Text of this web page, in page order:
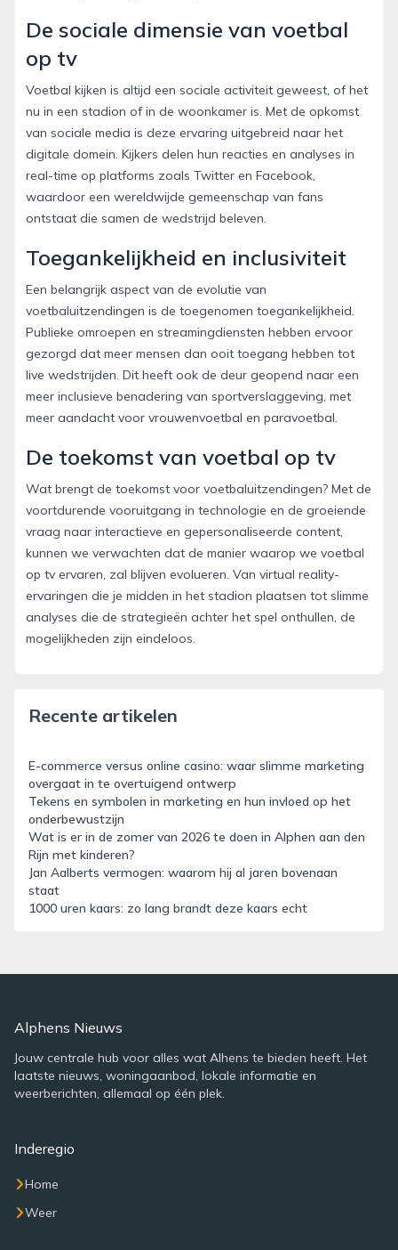
De sociale dimensie van voetbal
op tv
Voetbal kijken is altijd een sociale activiteit geweest, of het
nu in een stadion of in de woonkamer is. Met de opkomst
van sociale media is deze ervaring uitgebreid naar het
digitale domein. Kijkers delen hun reacties en analyses in
real-time op platforms zoals Twitter en Facebook,
waardoor een wereldwijde gemeenschap van fans
ontstaat die samen de wedstrijd beleven.
Toegankelijkheid en inclusiviteit
Een belangrijk aspect van de evolutie van
voetbaluitzendingen is de toegenomen toegankelijkheid.
Publieke omroepen en streamingdiensten hebben ervoor
gezorgd dat meer mensen dan ooit toegang hebben tot
live wedstrijden. Dit heeft ook de deur geopend naar een
meer inclusieve benadering van sportverslaggeving, met
meer aandacht voor vrouwenvoetbal en paravoetbal.
De toekomst van voetbal op tv
Wat brengt de toekomst voor voetbaluitzendingen? Met de
voortdurende vooruitgang in technologie en de groeiende
vraag naar interactieve en gepersonaliseerde content,
kunnen we verwachten dat de manier waarop we voetbal
op tv ervaren, zal blijven evolueren. Van virtual reality-
ervaringen die je midden in het stadion plaatsen tot slimme
analyses die de strategieën achter het spel onthullen, de
mogelijkheden zijn eindeloos.
Recente artikelen
E-commerce versus online casino: waar slimme marketing
overgaat in te overtuigend ontwerp
Tekens en symbolen in marketing en hun invloed op het
onderbewustzijn
Wat is er in de zomer van 2026 te doen in Alphen aan den
Rijn met kinderen?
Jan Aalberts vermogen: waarom hij al jaren bovenaan
staat
1000 uren kaars: zo lang brandt deze kaars echt
Alphens Nieuws
Jouw centrale hub voor alles wat Alhens te bieden heeft. Het
laatste nieuws, woningaanbod, lokale informatie en
weerberichten, allemaal op één plek.
Inderegio
Home
Weer